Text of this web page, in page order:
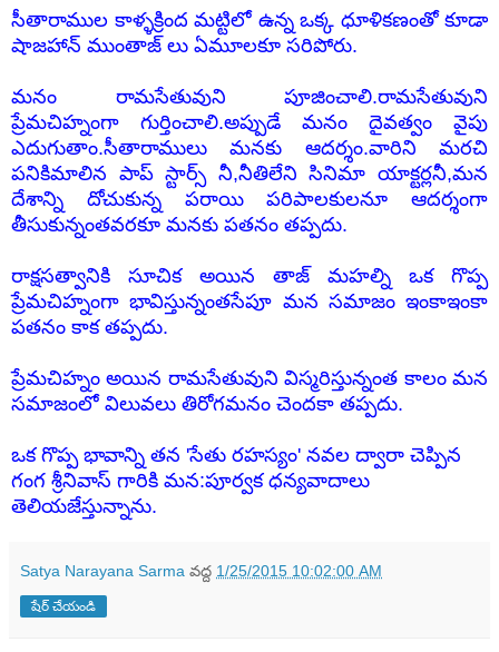
సీతారాముల కాళ్ళక్రింద మట్టిలో ఉన్న ఒక్క ధూళికణంతో కూడా
షాజహాన్ ముంతాజ్ లు ఏమూలకూ సరిపోరు.
మనం రామసేతువుని పూజించాలి.రామసేతువుని
ప్రేమచిహ్నంగా గుర్తించాలి.అప్పుడే మనం దైవత్వం వైపు
ఎదుగుతాం.సీతారాములు మనకు ఆదర్శం.వారిని మరచి
పనికిమాలిన పాప్ స్టార్స్ నీ,నీతిలేని సినిమా యాక్టర్లనీ,మన
దేశాన్ని దోచుకున్న పరాయి పరిపాలకులనూ ఆదర్శంగా
తీసుకున్నంతవరకూ మనకు పతనం తప్పదు.
రాక్షసత్వానికి సూచిక అయిన తాజ్ మహల్ని ఒక గొప్ప
ప్రేమచిహ్నంగా భావిస్తున్నంతసేపూ మన సమాజం ఇంకాఇంకా
పతనం కాక తప్పదు.
ప్రేమచిహ్నం అయిన రామసేతువుని విస్మరిస్తున్నంత కాలం మన
సమాజంలో విలువలు తిరోగమనం చెందకా తప్పదు.
ఒక గొప్ప భావాన్ని తన 'సేతు రహస్యం' నవల ద్వారా చెప్పిన
గంగ శ్రీనివాస్ గారికి మన:పూర్వక ధన్యవాదాలు
తెలియజేస్తున్నాను.
Satya Narayana Sarma వద్ద 1/25/2015 10:02:00 AM
షేర్ చేయండి